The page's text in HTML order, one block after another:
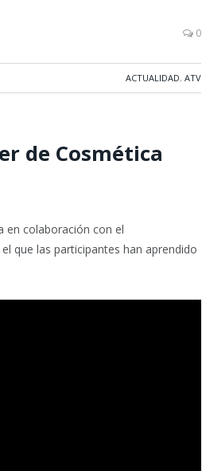
0
ACTUALIDAD, ATV
de Cosmética
en colaboración con el
que las participantes han aprendido